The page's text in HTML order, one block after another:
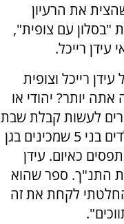
את הרעיון
"בסלון עם צופית",
רייכל.
רייכל וצופית
יותר? יהודי או
לעשות קבלת שבת
בגן. הכל פה כל כך טעון שאפילו ילדים בני 5 שמכינים בגן
כאיום. עידן
התנ"ך. ספר שהוא
לקחת את זה